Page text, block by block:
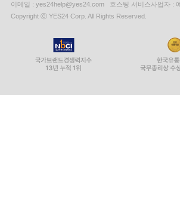
이메일 : yes24help@yes24.com 호스팅 서비스사업자 :
Copyright ⓒ YES24 Corp. All Rights Reserved.